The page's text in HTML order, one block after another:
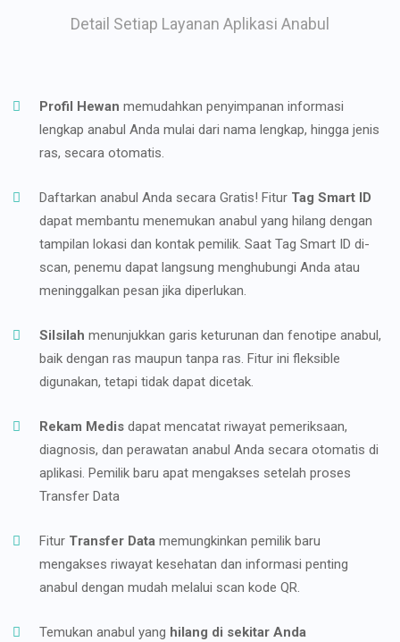
Detail Setiap Layanan Aplikasi Anabul
Profil Hewan memudahkan penyimpanan informasi
lengkap anabul Anda mulai dari nama lengkap, hingga jenis
ras, secara otomatis.
Daftarkan anabul Anda secara Gratis! Fitur Tag Smart ID
dapat membantu menemukan anabul yang hilang dengan
tampilan lokasi dan kontak pemilik. Saat Tag Smart ID di-
scan, penemu dapat langsung menghubungi Anda atau
meninggalkan pesan jika diperlukan.
Silsilah menunjukkan garis keturunan dan fenotipe anabul,
baik dengan ras maupun tanpa ras. Fitur ini fleksible
digunakan, tetapi tidak dapat dicetak.
Rekam Medis dapat mencatat riwayat pemeriksaan,
diagnosis, dan perawatan anabul Anda secara otomatis di
aplikasi. Pemilik baru apat mengakses setelah proses
Transfer Data
Fitur Transfer Data memungkinkan pemilik baru
mengakses riwayat kesehatan dan informasi penting
anabul dengan mudah melalui scan kode QR.
Temukan anabul yang hilang di sekitar Anda